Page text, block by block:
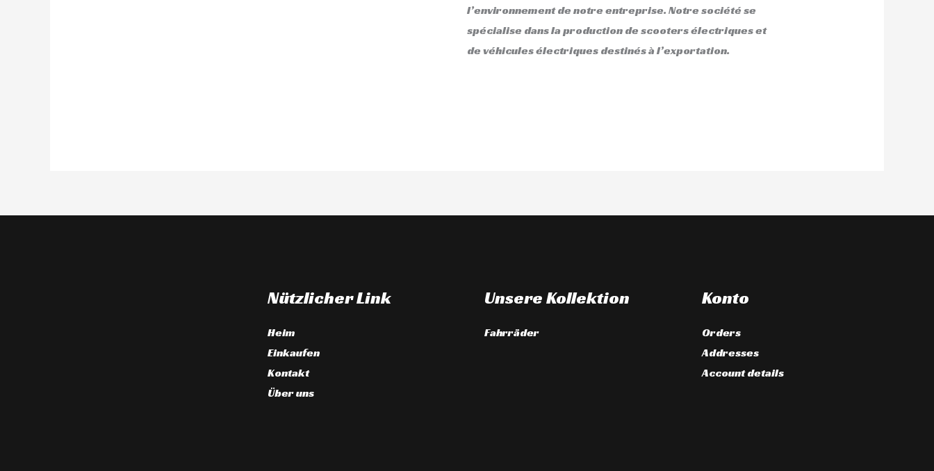
l’environnement de notre entreprise. Notre société se
spécialise dans la production de scooters électriques et
de véhicules électriques destinés à l’exportation.
Nützlicher Link
Heim
Einkaufen
Kontakt
Über uns
Unsere Kollektion
Fahrräder
Konto
Orders
Addresses
Account details